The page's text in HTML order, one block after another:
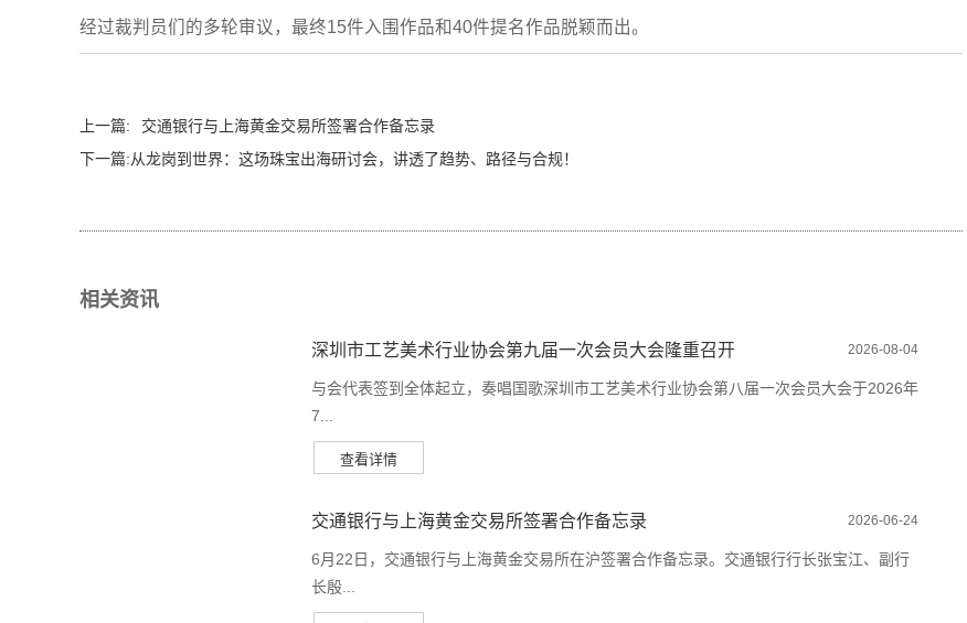
经过裁判员们的多轮审议，最终15件入围作品和40件提名作品脱颖而出。
上一篇:
交通银行与上海黄金交易所签署合作备忘录
下一篇:从龙岗到世界：这场珠宝出海研讨会，讲透了趋势、路径与合规！
相关资讯
深圳市工艺美术行业协会第九届一次会员大会隆重召开 2026-08-04
与会代表签到全体起立，奏唱国歌深圳市工艺美术行业协会第八届一次会员大会于2026年
7...
交通银行与上海黄金交易所签署合作备忘录 2026-06-24
6月22日，交通银行与上海黄金交易所在沪签署合作备忘录。交通银行行长张宝江、副行
长殷...